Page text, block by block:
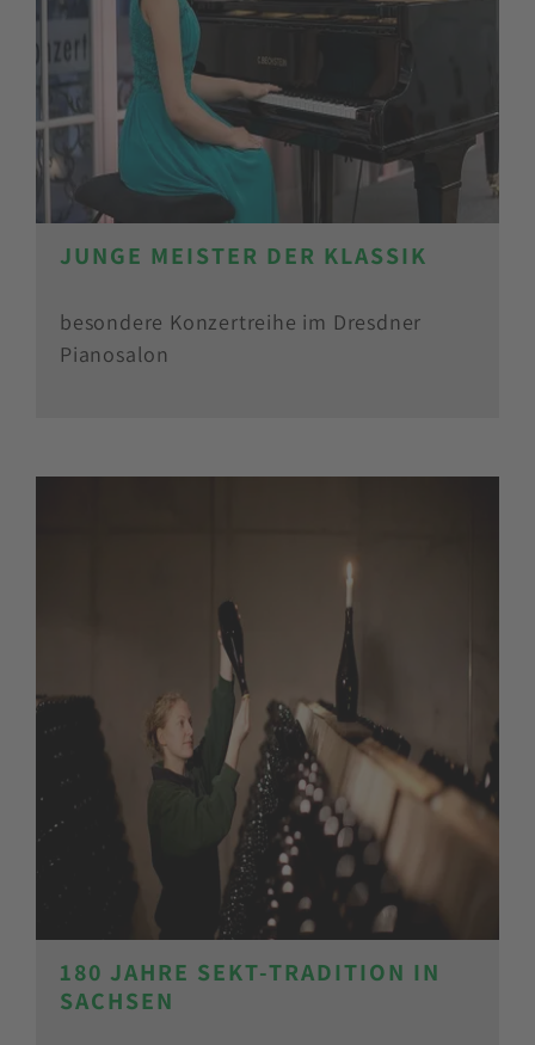
JUNGE MEISTER DER KLASSIK
besondere Konzertreihe im Dresdner
Pianosalon
180 JAHRE SEKT-TRADITION IN
SACHSEN